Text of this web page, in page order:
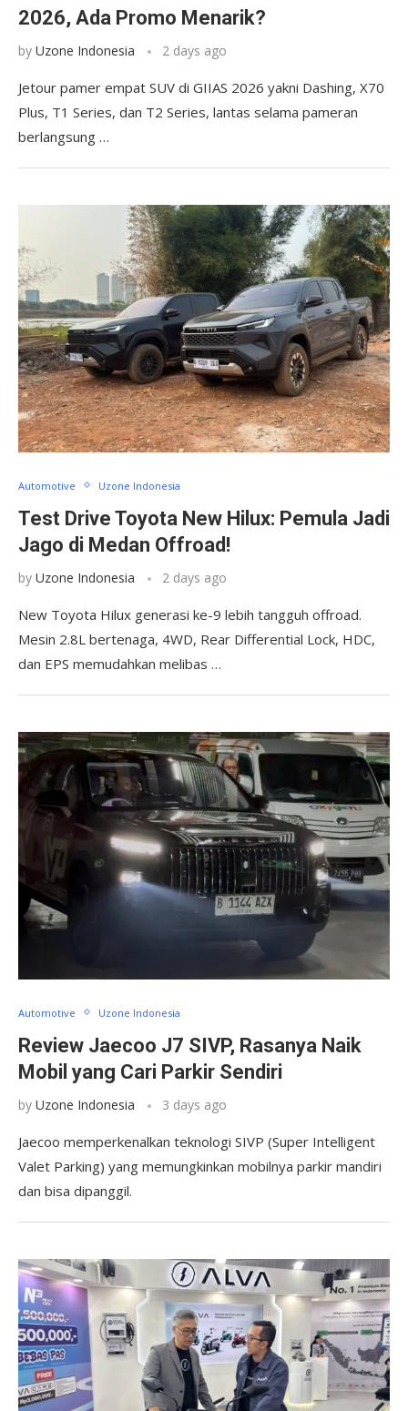
2026, Ada Promo Menarik?
by Uzone Indonesia 2 days ago
Jetour pamer empat SUV di GIIAS 2026 yakni Dashing, X70
Plus, T1 Series, dan T2 Series, lantas selama pameran
berlangsung …
Automotive Uzone Indonesia
Test Drive Toyota New Hilux: Pemula Jadi
Jago di Medan Offroad!
by Uzone Indonesia 2 days ago
New Toyota Hilux generasi ke-9 lebih tangguh offroad.
Mesin 2.8L bertenaga, 4WD, Rear Differential Lock, HDC,
dan EPS memudahkan melibas …
Automotive Uzone Indonesia
Review Jaecoo J7 SIVP, Rasanya Naik
Mobil yang Cari Parkir Sendiri
by Uzone Indonesia 3 days ago
Jaecoo memperkenalkan teknologi SIVP (Super Intelligent
Valet Parking) yang memungkinkan mobilnya parkir mandiri
dan bisa dipanggil.